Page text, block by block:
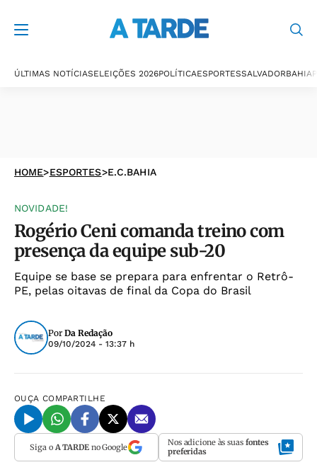
ÚLTIMAS NOTÍCIASELEIÇÕES 2026POLÍTICAESPORTESSALVADORBAHIA
HOME>ESPORTES>E.C.BAHIA
NOVIDADE!
Rogério Ceni comanda treino com
presença da equipe sub-20
Equipe se base se prepara para enfrentar o Retrô-
PE, pelas oitavas de final da Copa do Brasil
Por Da Redação
09/10/2024 - 13:37 h
OUÇA COMPARTILHE
Siga o A TARDEno Google Nos adicione às suas fontes
preferidas